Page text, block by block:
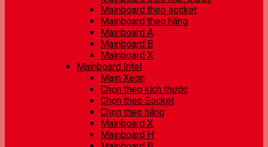
Mainboard theo socket
Mainboard theo hãng
Mainboard A
Mainboard B
Mainboard X
Mainboard Intel
Main Xeon
Chọn theo kích thước
Chọn theo Socket
Chọn theo hãng
Mainboard X
Mainboard H